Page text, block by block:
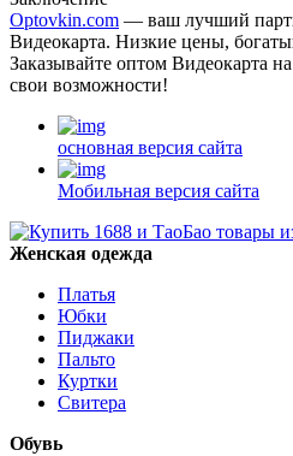
Optovkin.com — ваш лучший
Видеокарта. Низкие цены,
Заказывайте оптом Видеокарта на
свои возможности!
основная версия сайта
Мобильная версия сайта
Женская одежда
Платья
Юбки
Пиджаки
Пальто
Куртки
Свитера
Обувь